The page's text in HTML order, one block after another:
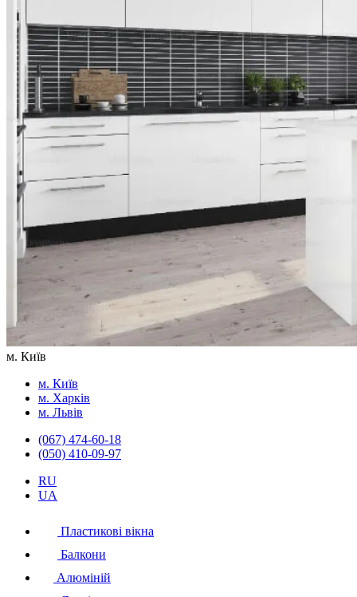
м. Київ
м. Київ
м. Харків
м. Львів
(067) 474-60-18
(050) 410-09-97
RU
UA
Пластикові вікна
Балкони
Алюміній